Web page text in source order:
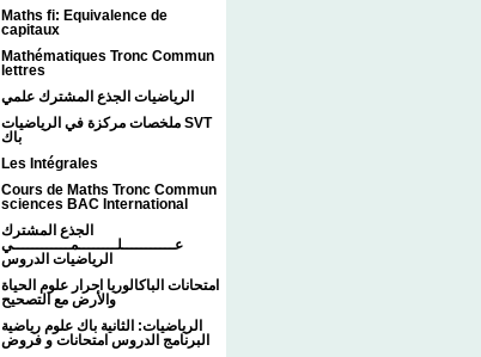
Maths fi: Equivalence de
capitaux
Mathématiques Tronc Commun
lettres
الرياضيات الجذع المشترك علمي
ملخصات مركزة في الرياضيات SVT
باك
Les Intégrales
Cours de Maths Tronc Commun
sciences BAC International
الجذع المشترك
عـــــــــــلــــــــمــــــــــــي
الرياضيات الدروس
امتحانات الباكالوريا احرار علوم الحياة
والأرض مع التصحيح
الرياضيات: الثانية باك علوم رياضية
البرنامج الدروس امتحانات و فروض